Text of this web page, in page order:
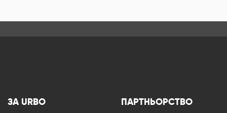
ЗА URBO ПАРТНЬОРСТВО